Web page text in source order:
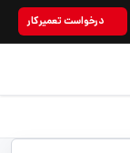
درخواست تعمیرکار